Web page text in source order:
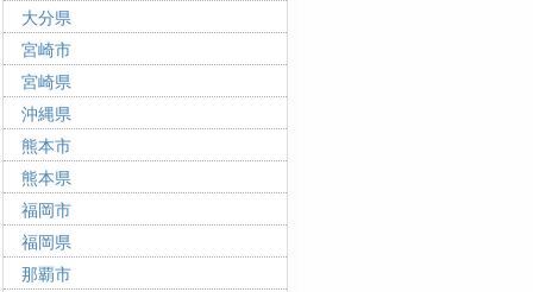
大分県
宮崎市
宮崎県
沖縄県
熊本市
熊本県
福岡市
福岡県
那覇市